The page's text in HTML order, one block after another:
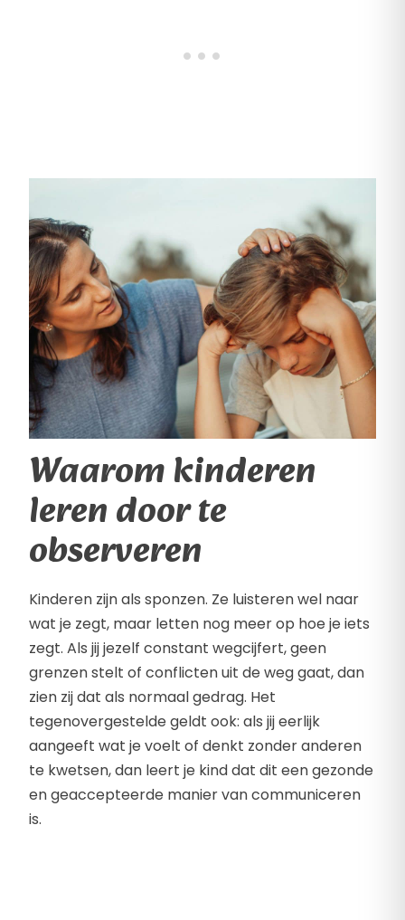
Waarom kinderen
leren door te
observeren
Kinderen zijn als sponzen. Ze luisteren wel naar
wat je zegt, maar letten nog meer op hoe je iets
zegt. Als jij jezelf constant wegcijfert, geen
grenzen stelt of conflicten uit de weg gaat, dan
zien zij dat als normaal gedrag. Het
tegenovergestelde geldt ook: als jij eerlijk
aangeeft wat je voelt of denkt zonder anderen
te kwetsen, dan leert je kind dat dit een gezonde
en geaccepteerde manier van communiceren
is.